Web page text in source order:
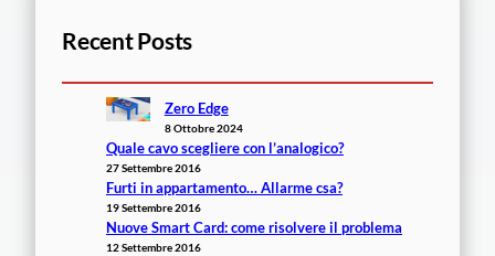
Recent Posts
Zero Edge
8 Ottobre 2024
Quale cavo scegliere con l’analogico?
27 Settembre 2016
Furti in appartamento… Allarme csa?
19 Settembre 2016
Nuove Smart Card: come risolvere il problema
12 Settembre 2016